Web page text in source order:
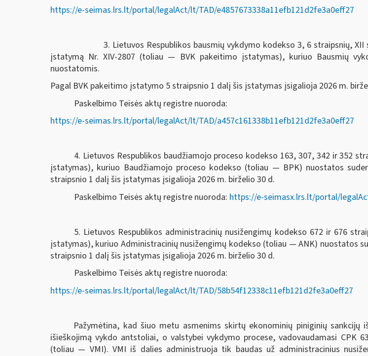
https://e-seimas.lrs.lt/portal/legalAct/lt/TAD/e4857673338a11efb121d2fe3a0eff27
3. Lietuvos Respublikos bausmių vykdymo kodekso 3, 6 straipsnių, XII
įstatymą Nr. XIV-2807 (toliau — BVK pakeitimo įstatymas), kuriuo Bausmių
nuostatomis.
Pagal BVK pakeitimo įstatymo 5 straipsnio 1 dalį šis įstatymas įsigalioja 2026 m.
Paskelbimo Teisės aktų registre nuoroda:
https://e-seimas.lrs.lt/portal/legalAct/lt/TAD/a457c161338b11efb121d2fe3a0eff27
4. Lietuvos Respublikos baudžiamojo proceso kodekso 163, 307, 342 ir 352
įstatymas), kuriuo Baudžiamojo proceso kodekso (toliau — BPK) nuostatos
straipsnio 1 dalį šis įstatymas įsigalioja 2026 m. birželio 30 d.
Paskelbimo Teisės aktų registre nuoroda: https://e-seimasx.lrs.lt/portal/
5. Lietuvos Respublikos administracinių nusižengimų kodekso 672 ir 676
įstatymas), kuriuo Administracinių nusižengimų kodekso (toliau — ANK) nuostatos
straipsnio 1 dalį šis įstatymas įsigalioja 2026 m. birželio 30 d.
Paskelbimo Teisės aktų registre nuoroda:
https://e-seimas.lrs.lt/portal/legalAct/lt/TAD/58b54f12338c11efb121d2fe3a0eff27
Pažymėtina, kad šiuo metu asmenims skirtų ekonominių piniginių
išieškojimą vykdo antstoliai, o valstybei vykdymo procese, vadovaudamasi CPK
(toliau — VMI). VMI iš dalies administruoja tik baudas už administracinius